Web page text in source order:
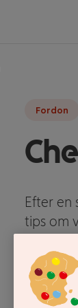
Fordon
Efter en
tips om
vintern.